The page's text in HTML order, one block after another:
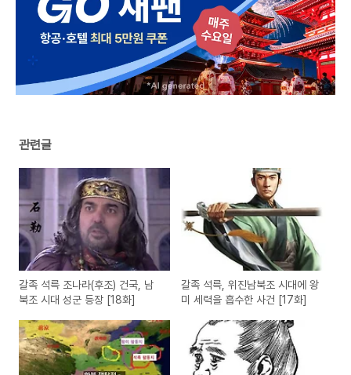
관련글
갈족 석륵 조나라(후조) 건국, 남
북조 시대 성군 등장 [18화]
갈족 석륵, 위진남북조 시대에 왕
미 세력을 흡수한 사건 [17화]